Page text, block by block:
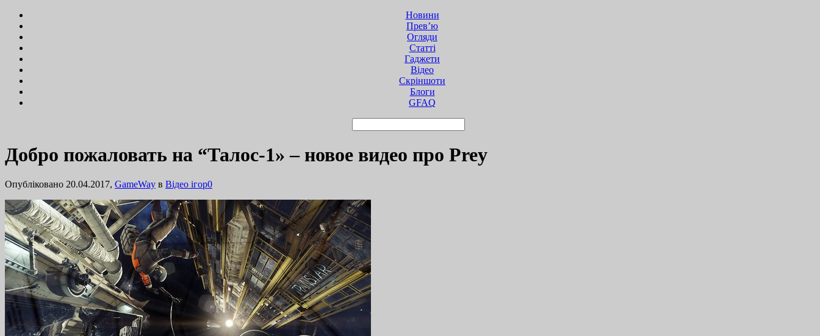
Новини
Прев’ю
Огляди
Статті
Гаджети
Відео
Cкріншоти
Блоги
GFAQ
Добро пожаловать на “Талос-1» – новое видео про Prey
Опубліковано 20.04.2017, GameWay в Відео ігор0